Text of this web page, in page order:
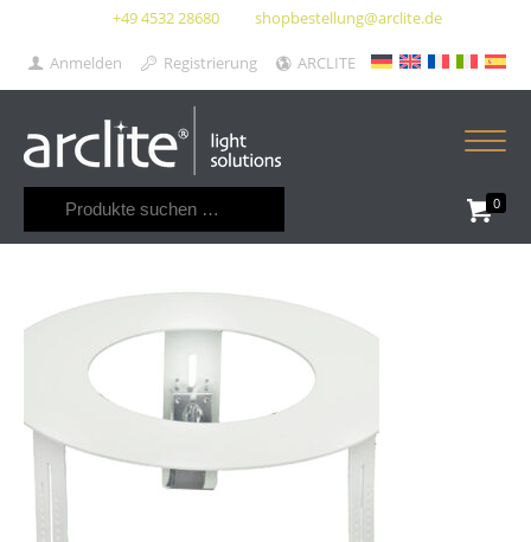
+49 4532 28680 shopbestellung@arclite.de
Anmelden Registrierung ARCLITE
0